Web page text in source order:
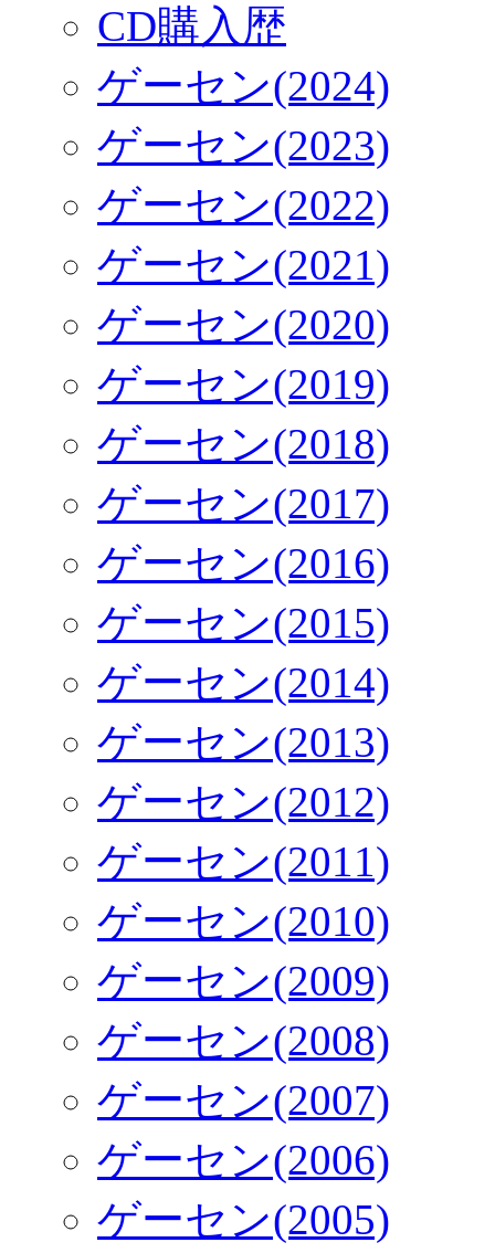
CD購入歴
ゲーセン(2024)
ゲーセン(2023)
ゲーセン(2022)
ゲーセン(2021)
ゲーセン(2020)
ゲーセン(2019)
ゲーセン(2018)
ゲーセン(2017)
ゲーセン(2016)
ゲーセン(2015)
ゲーセン(2014)
ゲーセン(2013)
ゲーセン(2012)
ゲーセン(2011)
ゲーセン(2010)
ゲーセン(2009)
ゲーセン(2008)
ゲーセン(2007)
ゲーセン(2006)
ゲーセン(2005)